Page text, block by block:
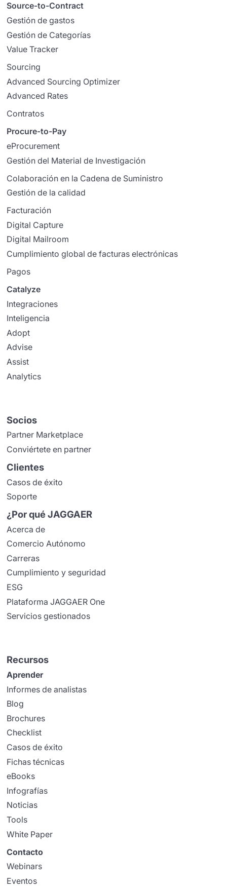
Source-to-Contract
Gestión de gastos
Gestión de Categorías
Value Tracker
Sourcing
Advanced Sourcing Optimizer
Advanced Rates
Contratos
Procure-to-Pay
eProcurement
Gestión del Material de Investigación
Colaboración en la Cadena de Suministro
Gestión de la calidad
Facturación
Digital Capture
Digital Mailroom
Cumplimiento global de facturas electrónicas
Pagos
Catalyze
Integraciones
Inteligencia
Adopt
Advise
Assist
Analytics
Socios
Partner Marketplace
Conviértete en partner
Clientes
Casos de éxito
Soporte
¿Por qué JAGGAER
Acerca de
Comercio Autónomo
Carreras
Cumplimiento y seguridad
ESG
Plataforma JAGGAER One
Servicios gestionados
Recursos
Aprender
Informes de analistas
Blog
Brochures
Checklist
Casos de éxito
Fichas técnicas
eBooks
Infografías
Noticias
Tools
White Paper
Contacto
Webinars
Eventos